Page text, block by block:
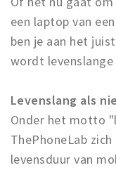
een laptop van
ben je aan het
wordt
Levenslang als
Onder het motto
ThePhoneLab
levensduur van